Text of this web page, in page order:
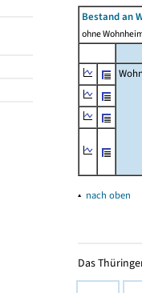
Bestand an
ohne
▴ nach oben
Das